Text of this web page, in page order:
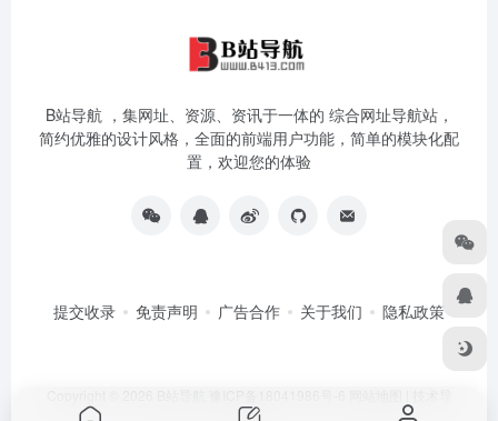
B站导航 ，集网址、资源、资讯于一体的 综合网址导航站，
简约优雅的设计风格，全面的前端用户功能，简单的模块化配
置，欢迎您的体验
提交收录 免责声明 广告合作 关于我们 隐私政策
航